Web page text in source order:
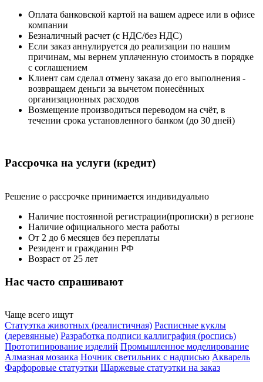
Оплата банковской картой на вашем адресе или в офисе
компании
Безналичный расчет (с НДС/без НДС)
Если заказ аннулируется до реализации по нашим
причинам, мы вернем уплаченную стоимость в порядке
с соглашением
Клиент сам сделал отмену заказа до его выполнения -
возвращаем деньги за вычетом понесённых
организационных расходов
Возмещение производиться переводом на счёт, в
течении срока установленного банком (до 30 дней)
Рассрочка на услуги (кредит)
Решение о рассрочке принимается индивидуально
Наличие постоянной регистрации(прописки) в регионе
Наличие официального места работы
От 2 до 6 месяцев без переплаты
Резидент и гражданин РФ
Возраст от 25 лет
Нас часто спрашивают
Чаще всего ищут
Статуэтка животных (реалистичная) Расписные куклы
(деревянные) Разработка подписи каллиграфия (роспись)
Прототипирование изделий Промышленное моделирование
Алмазная мозаика Ночник светильник с надписью Акварель
Фарфоровые статуэтки Шаржевые статуэтки на заказ